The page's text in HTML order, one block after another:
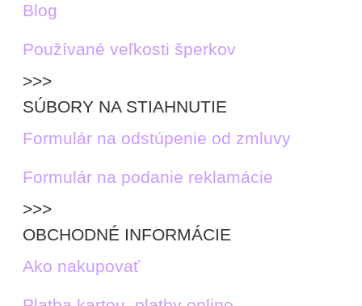
Blog
Používané veľkosti šperkov
>>>
SÚBORY NA STIAHNUTIE
Formulár na odstúpenie od zmluvy
Formulár na podanie reklamácie
>>>
OBCHODNÉ INFORMÁCIE
Ako nakupovať